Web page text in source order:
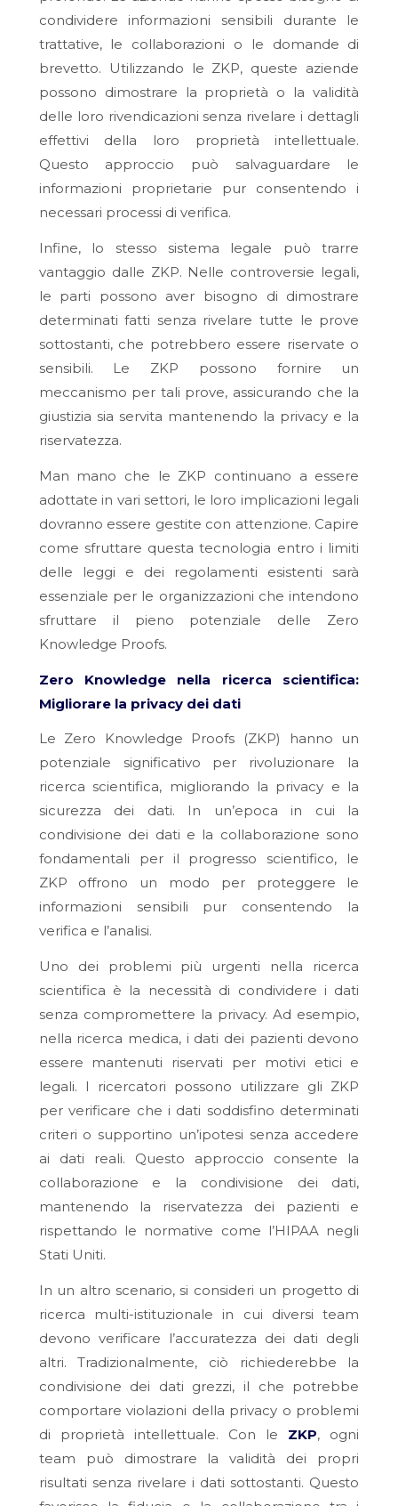
condividere informazioni sensibili durante le
trattative, le collaborazioni o le domande di
brevetto. Utilizzando le ZKP, queste aziende
possono dimostrare la proprietà o la validità
delle loro rivendicazioni senza rivelare i dettagli
effettivi della loro proprietà intellettuale.
Questo approccio può salvaguardare le
informazioni proprietarie pur consentendo i
necessari processi di verifica.
Infine, lo stesso sistema legale può trarre
vantaggio dalle ZKP. Nelle controversie legali,
le parti possono aver bisogno di dimostrare
determinati fatti senza rivelare tutte le prove
sottostanti, che potrebbero essere riservate o
sensibili. Le ZKP possono fornire un
meccanismo per tali prove, assicurando che la
giustizia sia servita mantenendo la privacy e la
riservatezza.
Man mano che le ZKP continuano a essere
adottate in vari settori, le loro implicazioni legali
dovranno essere gestite con attenzione. Capire
come sfruttare questa tecnologia entro i limiti
delle leggi e dei regolamenti esistenti sarà
essenziale per le organizzazioni che intendono
sfruttare il pieno potenziale delle Zero
Knowledge Proofs.
Zero Knowledge nella ricerca scientifica:
Migliorare la privacy dei dati
Le Zero Knowledge Proofs (ZKP) hanno un
potenziale significativo per rivoluzionare la
ricerca scientifica, migliorando la privacy e la
sicurezza dei dati. In un’epoca in cui la
condivisione dei dati e la collaborazione sono
fondamentali per il progresso scientifico, le
ZKP offrono un modo per proteggere le
informazioni sensibili pur consentendo la
verifica e l’analisi.
Uno dei problemi più urgenti nella ricerca
scientifica è la necessità di condividere i dati
senza compromettere la privacy. Ad esempio,
nella ricerca medica, i dati dei pazienti devono
essere mantenuti riservati per motivi etici e
legali. I ricercatori possono utilizzare gli ZKP
per verificare che i dati soddisfino determinati
criteri o supportino un’ipotesi senza accedere
ai dati reali. Questo approccio consente la
collaborazione e la condivisione dei dati,
mantenendo la riservatezza dei pazienti e
rispettando le normative come l’HIPAA negli
Stati Uniti.
In un altro scenario, si consideri un progetto di
ricerca multi-istituzionale in cui diversi team
devono verificare l’accuratezza dei dati degli
altri. Tradizionalmente, ciò richiederebbe la
condivisione dei dati grezzi, il che potrebbe
comportare violazioni della privacy o problemi
di proprietà intellettuale. Con le ZKP, ogni
team può dimostrare la validità dei propri
risultati senza rivelare i dati sottostanti. Questo